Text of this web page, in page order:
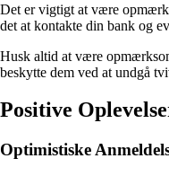
Det er vigtigt at være
det at kontakte din bank og
Husk altid at være
beskytte dem ved at undgå
Positive
Optimistiske